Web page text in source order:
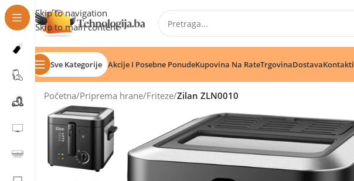
Skip to navigation
Skip to main content
Sve Kategorije Akcije I Posebne PonudeKupovina Na RateTrgovinaDostavaKontakti
Početna/Priprema hrane/Friteze/Zilan ZLN0010